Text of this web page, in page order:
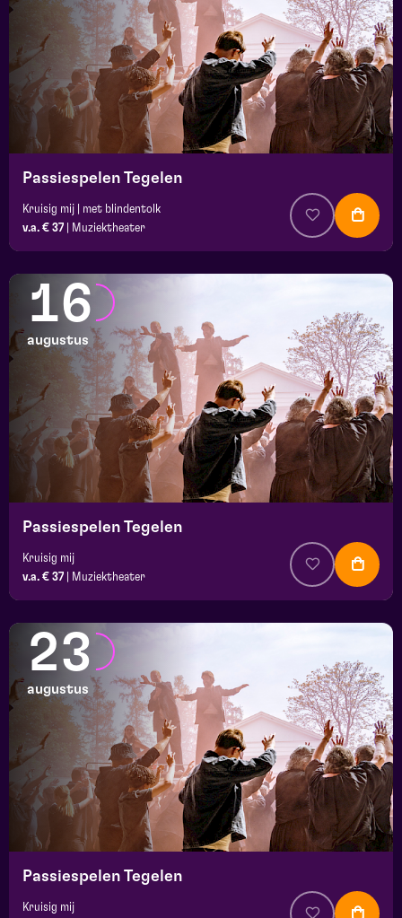
Passiespelen Tegelen
Kruisig mij | met blindentolk
v.a. € 37
Muziektheater
16
augustus
Passiespelen Tegelen
Kruisig mij
v.a. € 37
Muziektheater
23
augustus
Passiespelen Tegelen
Kruisig mij